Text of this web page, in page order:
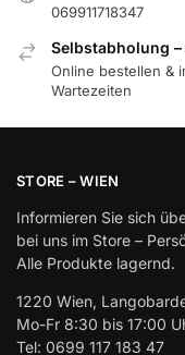
069911718347
Selbstabholung
Online bestellen &
Wartezeiten
STORE – WIEN
Informieren Sie sich
bei uns im Store –
Alle Produkte lagernd.
1220 Wien,
Mo-Fr 8:30 bis 17:00
Tel: 0699 117 183 47